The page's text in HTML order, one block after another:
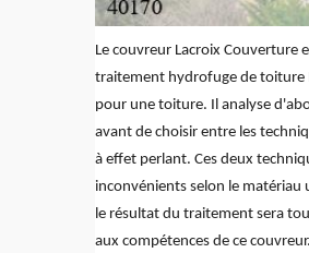
Le couvreur Lacroix Couverture
traitement hydrofuge de toiture
pour une toiture. Il analyse
avant de choisir entre les
à effet perlant. Ces deux
inconvénients selon le matériau
le résultat du traitement sera
aux compétences de ce